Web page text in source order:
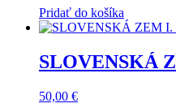
Pridať do košíka
SLOVENSKÁ
50,00 €